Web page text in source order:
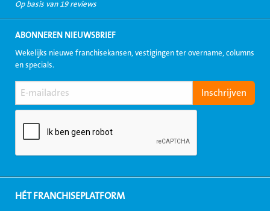
Op basis van 19 reviews
ABONNEREN NIEUWSBRIEF
Wekelijks nieuwe franchisekansen, vestigingen ter overname, columns
en specials.
HÉT FRANCHISEPLATFORM